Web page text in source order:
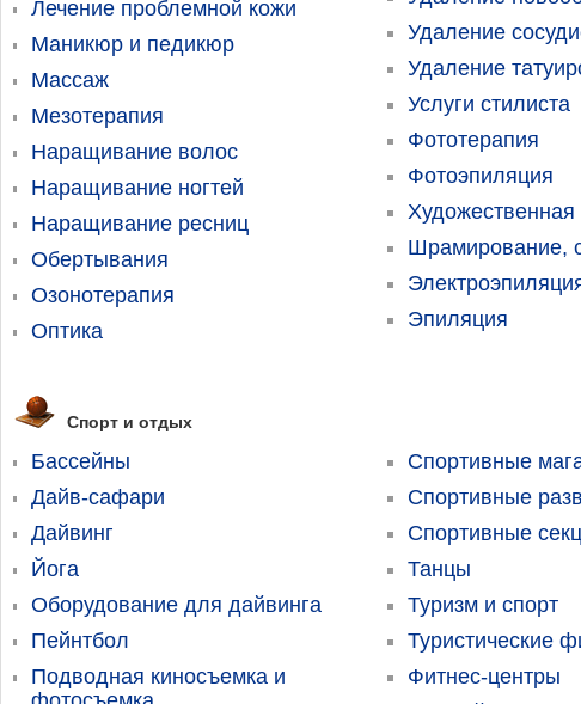
Лечение проблемной кожи
Маникюр и педикюр
Массаж
Мезотерапия
Наращивание волос
Наращивание ногтей
Наращивание ресниц
Обертывания
Озонотерапия
Оптика
Удаление
Удаление
Услуги стилиста
Фототерапия
Фотоэпиляция
Художественная
Шрамирование,
Эпиляция
Спорт и отдых
Бассейны
Дайв-сафари
Дайвинг
Йога
Оборудование для дайвинга
Пейнтбол
Подводная киносъемка и
Спортивные
Спортивные
Спортивные
Танцы
Туризм и спорт
Туристические
Фитнес-центры